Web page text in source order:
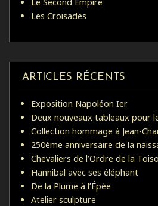
Les Croisades
ARTICLES RÉCENTS
Exposition Napoléon Ier
Deux nouveaux tableaux pour
Collection hommage à Jean-
250ème anniversaire de la
Chevaliers de l’Ordre de la
Hannibal avec ses éléphant
De la Plume à l’Épée
Atelier sculpture